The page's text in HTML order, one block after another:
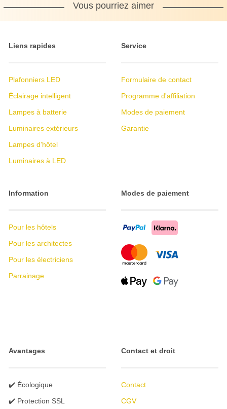
Vous pourriez aimer
Liens rapides
Plafonniers LED
Éclairage intelligent
Lampes à batterie
Luminaires extérieurs
Lampes d'hôtel
Luminaires à LED
Service
Formulaire de contact
Programme d'affiliation
Modes de paiement
Garantie
Information
Pour les hôtels
Pour les architectes
Pour les électriciens
Parrainage
Modes de paiement
Avantages
✔️ Écologique
✔️ Protection SSL
Contact et droit
Contact
CGV